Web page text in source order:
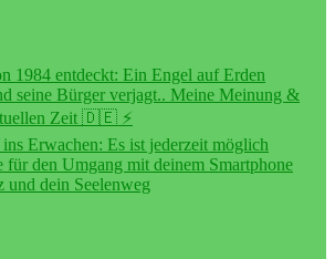
1984 entdeckt: Ein Engel auf Erden
seine Bürger verjagt.. Meine Meinung &
Zeit 🇩🇪 ⚡️
Erwachen: Es ist jederzeit möglich
für den Umgang mit deinem Smartphone
und dein Seelenweg